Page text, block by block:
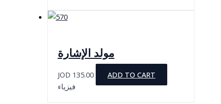
مولد الإشارة
JOD 135.00
ADD TO CART
فيزياء